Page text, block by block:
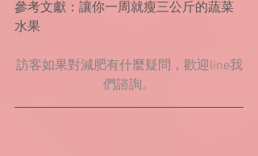
參考文獻：讓你一周就瘦三公斤的蔬菜
水果
訪客如果對減肥有什麼疑問，歡迎line我
們諮詢。